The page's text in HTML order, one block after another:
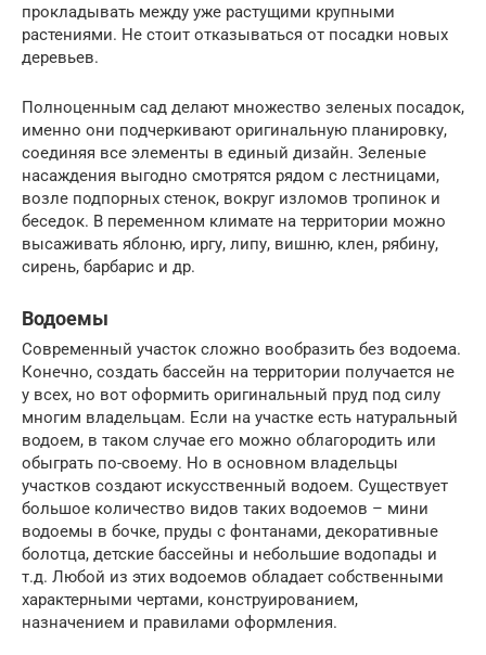
прокладывать между уже растущими крупными
растениями. Не стоит отказываться от посадки новых
деревьев.
Полноценным сад делают множество зеленых посадок,
именно они подчеркивают оригинальную планировку,
соединяя все элементы в единый дизайн. Зеленые
насаждения выгодно смотрятся рядом с лестницами,
возле подпорных стенок, вокруг изломов тропинок и
беседок. В переменном климате на территории можно
высаживать яблоню, иргу, липу, вишню, клен, рябину,
сирень, барбарис и др.
Водоемы
Современный участок сложно вообразить без водоема.
Конечно, создать бассейн на территории получается не
у всех, но вот оформить оригинальный пруд под силу
многим владельцам. Если на участке есть натуральный
водоем, в таком случае его можно облагородить или
обыграть по-своему. Но в основном владельцы
участков создают искусственный водоем. Существует
большое количество видов таких водоемов – мини
водоемы в бочке, пруды с фонтанами, декоративные
болотца, детские бассейны и небольшие водопады и
т.д. Любой из этих водоемов обладает собственными
характерными чертами, конструированием,
назначением и правилами оформления.